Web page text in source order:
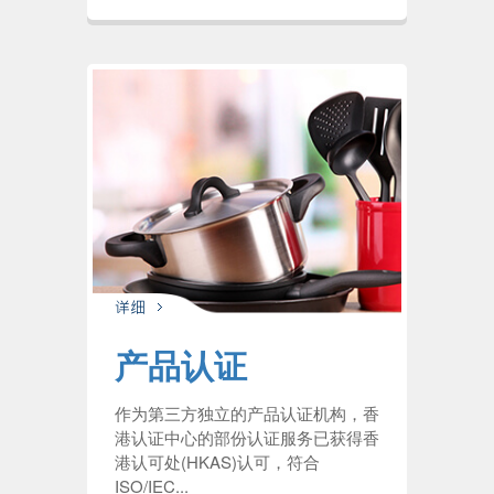
产品认证
作为第三方独立的产品认证机构，香
港认证中心的部份认证服务已获得香
港认可处(HKAS)认可，符合
ISO/IEC...